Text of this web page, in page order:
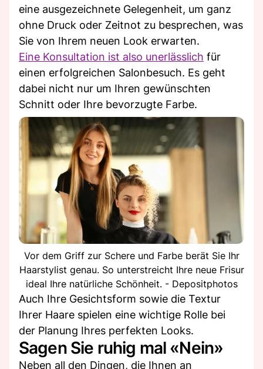
eine ausgezeichnete Gelegenheit, um ganz
ohne Druck oder Zeitnot zu besprechen, was
Sie von Ihrem neuen Look erwarten.
Eine Konsultation ist also unerlässlich für
einen erfolgreichen Salonbesuch. Es geht
dabei nicht nur um Ihren gewünschten
Schnitt oder Ihre bevorzugte Farbe.
Vor dem Griff zur Schere und Farbe berät Sie Ihr
Haarstylist genau. So unterstreicht Ihre neue Frisur
ideal Ihre natürliche Schönheit. - Depositphotos
Auch Ihre Gesichtsform sowie die Textur
Ihrer Haare spielen eine wichtige Rolle bei
der Planung Ihres perfekten Looks.
Sagen Sie ruhig mal «Nein»
Neben all den Dingen, die Ihnen an